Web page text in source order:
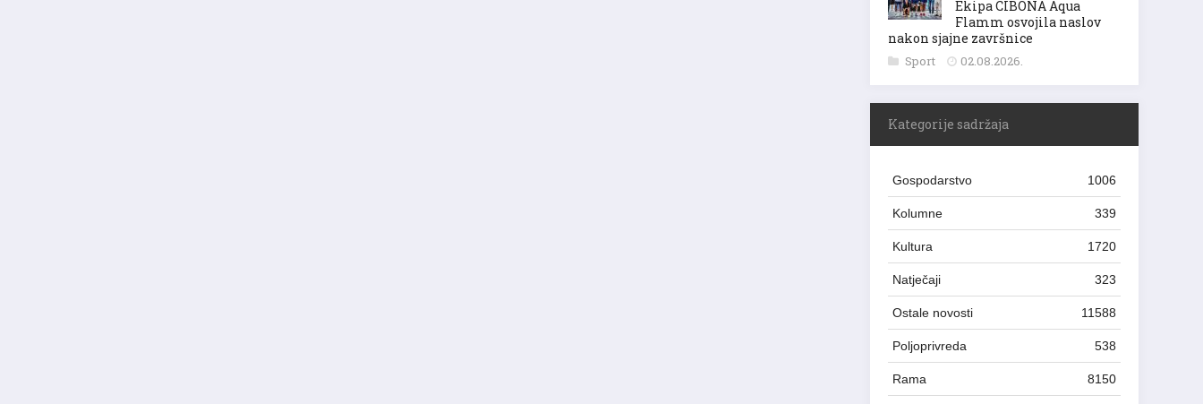
Ekipa CIBONA Aqua
Flamm osvojila naslov
nakon sjajne završnice
Sport 02.08.2026.
Kategorije sadržaja
Gospodarstvo 1006
Kolumne 339
Kultura 1720
Natječaji 323
Ostale novosti 11588
Poljoprivreda 538
Rama 8150